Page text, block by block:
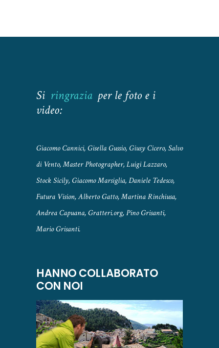
Si ringrazia per le foto e i
video:
Giacomo Cannici, Gisella Gussio, Giusy Cicero, Salvo
di Vento, Master Photographer, Luigi Lazzaro,
Stock Sicily, Giacomo Marsiglia, Daniele Tedesco,
Futura Vision, Alberto Gatto, Martina Rinchiusa,
Andrea Capuana, Gratteri.org, Pino Grisanti,
Mario Grisanti.
HANNO COLLABORATO
CON NOI